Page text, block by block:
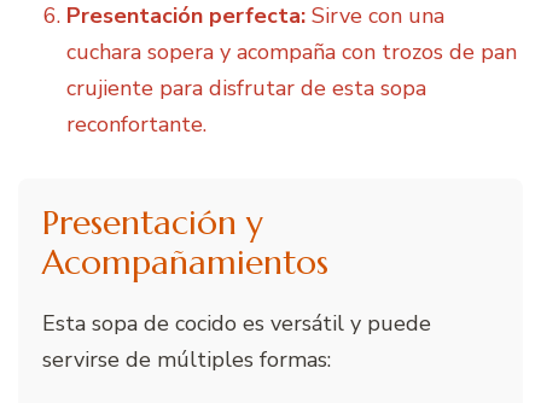
Presentación perfecta: Sirve con una
cuchara sopera y acompaña con trozos de pan
crujiente para disfrutar de esta sopa
reconfortante.
Presentación y
Acompañamientos
Esta sopa de cocido es versátil y puede
servirse de múltiples formas: